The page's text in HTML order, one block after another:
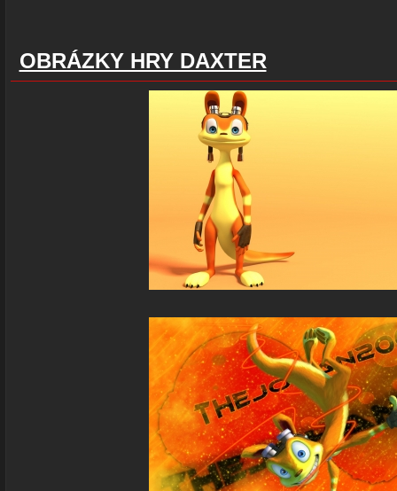
OBRÁZKY HRY DAXTER